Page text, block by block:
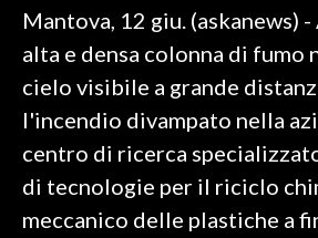
CALCIO
CALCIO REGIONALE
BASKET
VOLLEY
MOTORI
TENNIS
ALTRI SPORT
Mantova, 12 giu. (askanews)
alta e densa colonna di fumo
cielo visibile a grande
l'incendio divampato nella
centro di ricerca
di tecnologie per il riciclo
meccanico delle plastiche a